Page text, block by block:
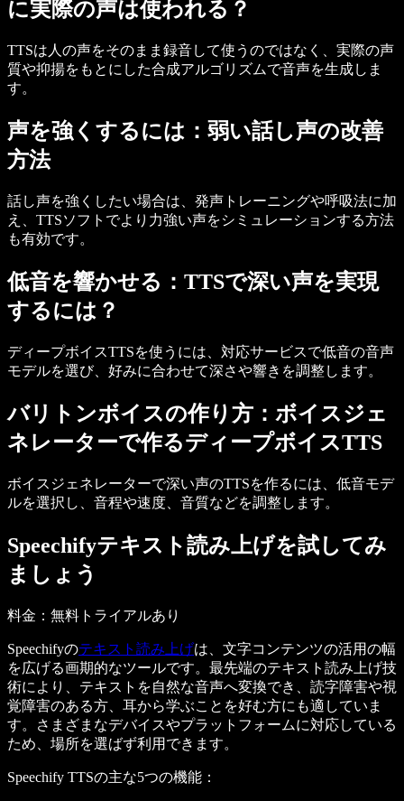
に実際の声は使われる？
TTSは人の声をそのまま録音して使うのではなく、実際の声
質や抑揚をもとにした合成アルゴリズムで音声を生成しま
す。
声を強くするには：弱い話し声の改善
方法
話し声を強くしたい場合は、発声トレーニングや呼吸法に加
え、TTSソフトでより力強い声をシミュレーションする方法
も有効です。
低音を響かせる：TTSで深い声を実現
するには？
ディープボイスTTSを使うには、対応サービスで低音の音声
モデルを選び、好みに合わせて深さや響きを調整します。
バリトンボイスの作り方：ボイスジェ
ネレーターで作るディープボイスTTS
ボイスジェネレーターで深い声のTTSを作るには、低音モデ
ルを選択し、音程や速度、音質などを調整します。
Speechifyテキスト読み上げを試してみ
ましょう
料金 ：無料トライアルあり
Speechifyのテキスト読み上げは、文字コンテンツの活用の幅
を広げる画期的なツールです。最先端のテキスト読み上げ技
術により、テキストを自然な音声へ変換でき、読字障害や視
覚障害のある方、耳から学ぶことを好む方にも適していま
す。さまざまなデバイスやプラットフォームに対応している
ため、場所を選ばず利用できます。
Speechify TTSの主な5つの機能 ：